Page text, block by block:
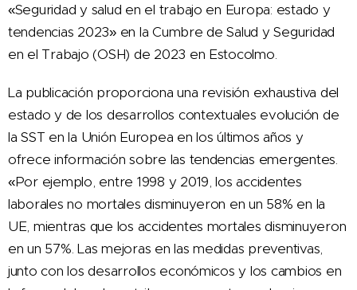
«Seguridad y salud en el trabajo en Europa: estado y
tendencias 2023» en la Cumbre de Salud y Seguridad
en el Trabajo (OSH) de 2023 en Estocolmo.
La publicación proporciona una revisión exhaustiva del
estado y de los desarrollos contextuales evolución de
la SST en la Unión Europea en los últimos años y
ofrece información sobre las tendencias emergentes.
«Por ejemplo, entre 1998 y 2019, los accidentes
laborales no mortales disminuyeron en un 58% en la
UE, mientras que los accidentes mortales disminuyeron
en un 57%. Las mejoras en las medidas preventivas,
junto con los desarrollos económicos y los cambios en